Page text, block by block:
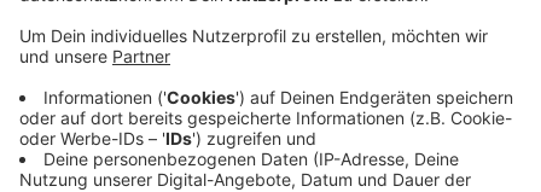
Anzeige
Für die Eagles steht das Aufstiegs-Rückspiel an -
auswärts gegen den MTV Braunschweig. Die Krefelder